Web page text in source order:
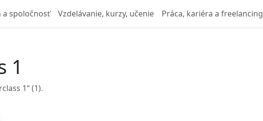
a spoločnosť Vzdelávanie, kurzy, učenie Práca, kariéra a freelancing
1
1“ (1).